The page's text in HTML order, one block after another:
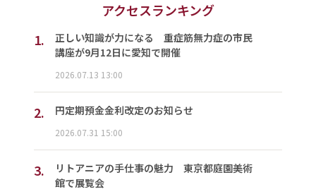
アクセスランキング
1.
正しい知識が力になる 重症筋無力症の市民
講座が9月12日に愛知で開催
2026.07.13 13:00
2. 円定期預金金利改定のお知らせ
2026.07.31 15:00
3.
リトアニアの手仕事の魅力 東京都庭園美術
館で展覧会